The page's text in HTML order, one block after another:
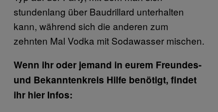
stundenlang über Baudrillard unterhalten
kann, während sich die anderen zum
zehnten Mal Vodka mit Sodawasser mischen.
Wenn ihr oder jemand in eurem Freundes-
und Bekanntenkreis Hilfe benötigt, findet
ihr hier Infos: